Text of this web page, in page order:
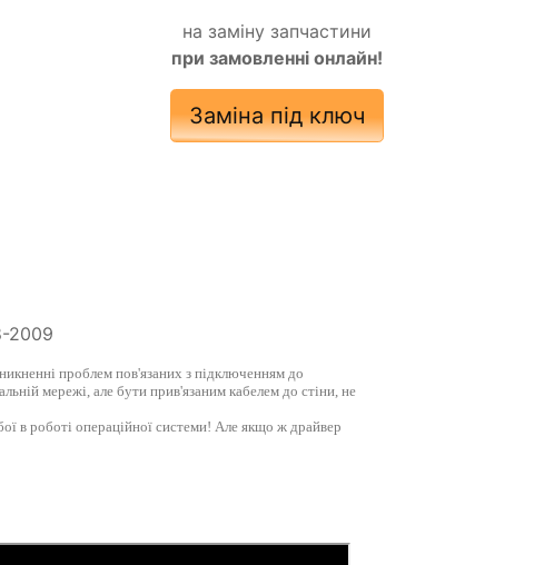
на заміну запчастини
при замовленні онлайн!
Заміна під ключ
2009
проблем пов'язаних з підключенням до
мережі, але бути прив'язаним кабелем до стіни, не
в роботі операційної системи! Але якщо ж драйвер